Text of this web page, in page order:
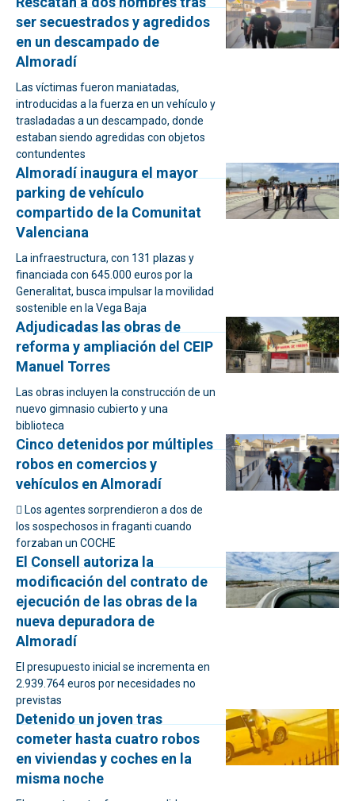
ser secuestrados y agredidos
en un descampado de
Almoradí
Las víctimas fueron maniatadas,
introducidas a la fuerza en un vehículo y
trasladadas a un descampado, donde
estaban siendo agredidas con objetos
contundentes
Almoradí inaugura el mayor
parking de vehículo
compartido de la Comunitat
Valenciana
La infraestructura, con 131 plazas y
financiada con 645.000 euros por la
Generalitat, busca impulsar la movilidad
sostenible en la Vega Baja
Adjudicadas las obras de
reforma y ampliación del CEIP
Manuel Torres
Las obras incluyen la construcción de un
nuevo gimnasio cubierto y una
biblioteca
Cinco detenidos por múltiples
robos en comercios y
vehículos en Almoradí
 Los agentes sorprendieron a dos de
los sospechosos in fraganti cuando
forzaban un COCHE
El Consell autoriza la
modificación del contrato de
ejecución de las obras de la
nueva depuradora de
Almoradí
El presupuesto inicial se incrementa en
2.939.764 euros por necesidades no
previstas
Detenido un joven tras
cometer hasta cuatro robos
en viviendas y coches en la
misma noche